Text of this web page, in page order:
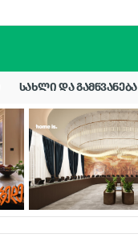
ᲡᲐᲮᲚᲘ ᲓᲐ ᲒᲐᲛᲬᲕᲐᲜᲔᲑᲐ